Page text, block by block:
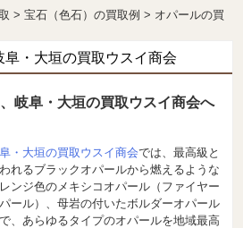
宝石（色石）の買取例
オパールの買
・大垣の買取ウスイ商会
岐阜・大垣の買取ウスイ商会へ
・大垣の買取ウスイ商会では、最高級と
れるブラックオパールから燃えるような
ンジ色のメキシコオパール（ファイヤー
ール）、母岩の付いたボルダーオパール
、あらゆるタイプのオパールを地域最高